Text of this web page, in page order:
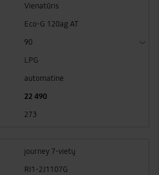
Vienatūris
Eco-G 120ag AT
90
LPG
automatinė
22 490
273
journey 7-vietų
RI1-2J1107G